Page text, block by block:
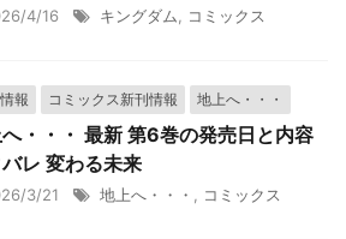
4/16 キングダム コミックス
報 コミックス新刊情報 地上へ・・・
・・・ 最新 第6巻の発売日と内容
レ 変わる未来
3/21 地上へ・・・ コミックス